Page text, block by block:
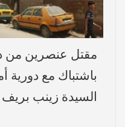
مقتل عنصرين
باشتباك مع دورية
السيدة زينب